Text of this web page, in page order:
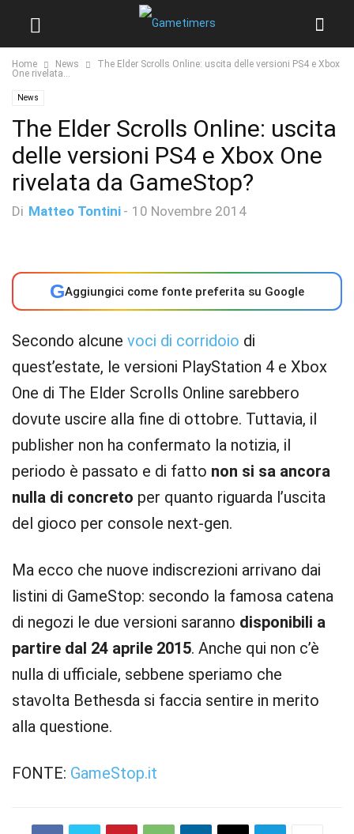
Home News
The Elder Scrolls Online: uscita delle versioni PS4 e Xbox
One rivelata...
News
The Elder Scrolls Online: uscita
delle versioni PS4 e Xbox One
rivelata da GameStop?
Di Matteo Tontini - 10 Novembre 2014
GAggiungici come fonte preferita su Google
Secondo alcune voci di corridoio di
quest’estate, le versioni PlayStation 4 e Xbox
One di The Elder Scrolls Online sarebbero
dovute uscire alla fine di ottobre. Tuttavia, il
publisher non ha confermato la notizia, il
periodo è passato e di fatto non si sa ancora
nulla di concreto per quanto riguarda l’uscita
del gioco per console next-gen.
Ma ecco che nuove indiscrezioni arrivano dai
listini di GameStop: secondo la famosa catena
di negozi le due versioni saranno disponibili a
partire dal 24 aprile 2015. Anche qui non c’è
nulla di ufficiale, sebbene speriamo che
stavolta Bethesda si faccia sentire in merito
alla questione.
FONTE: GameStop.it